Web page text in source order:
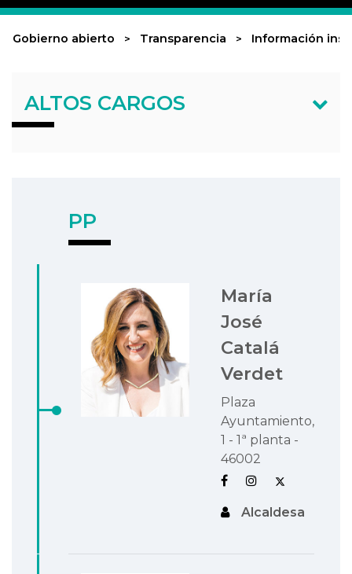
Gobierno abierto Transparencia Información
ALTOS CARGOS
PP
María
José
Catalá
Verdet
Plaza
Ayuntamiento,
1 - 1ª planta -
46002
Alcaldesa